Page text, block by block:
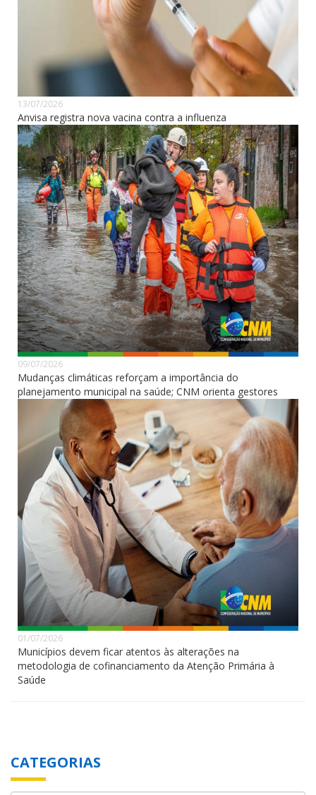
13/07/2026
Anvisa registra nova vacina contra a influenza
09/07/2026
Mudanças climáticas reforçam a importância do
planejamento municipal na saúde; CNM orienta gestores
01/07/2026
Municípios devem ficar atentos às alterações na
metodologia de cofinanciamento da Atenção Primária à
Saúde
CATEGORIAS